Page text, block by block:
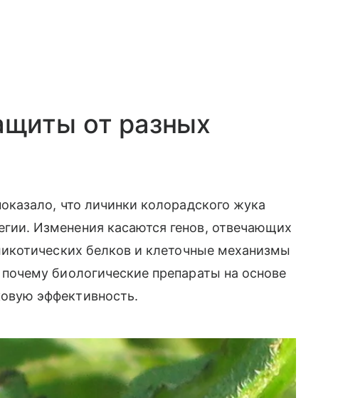
от разных
что личинки колорадского жука
Изменения касаются генов, отвечающих
белков и клеточные механизмы
биологические препараты на основе
эффективность.